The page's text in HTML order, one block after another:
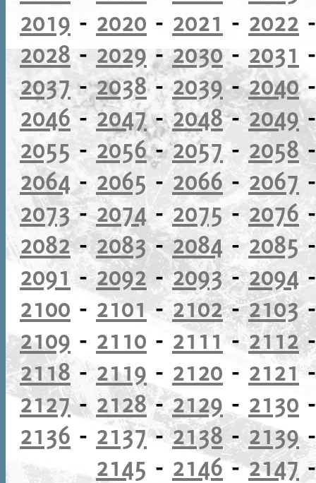
2019 - 2020 - 2021 - 2022
2028 - 2029 -2030- 2031
2037-2038-2039-2040
2046-2047-2048-2049
2055 - 2056-2057 - 2058
2064 - 2065 - 2066 - 2067
2073-2074- 2075- 2076
2082-2083-2084-2085
2091 -2092 -2093-2094
2100 - 2101-2102-2103
2109 - 2110 - 2111-2112
2118- 2119 - 2120 - 2121
2127- 2128-2129 - 2130
2136 - 2137-2138- 2139
2145 - 2146-2147